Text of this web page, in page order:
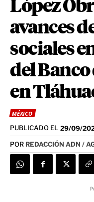
López
avances
sociales
del
en
MÉXICO
PUBLICADO EL 29/09/
POR REDACCIÓN ADN /